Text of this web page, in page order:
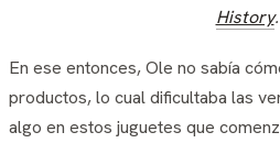
History.
En ese entonces, Ole no sabía
productos, lo cual dificultaba las
algo en estos juguetes que